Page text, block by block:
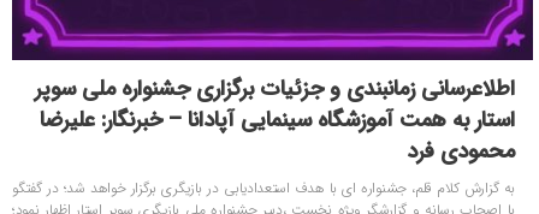
اطلاعرسانی زمانبندی و جزئیات برگزاری جشنواره ملی سوپر
استار به همت آموزشگاه سینمایی آپادانا – خبرنگار: علیرضا
محمودی فرد
به گزارش کلام قلم، جشنواره ای با هدف استعدادیابی در بازیگری برگزار خواهد شد؛ در گفتگو